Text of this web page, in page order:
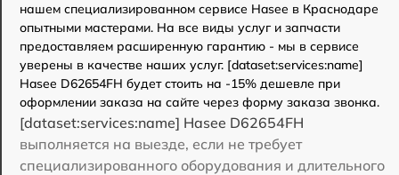
нашем специализированном сервисе Hasee в Краснодаре
опытными мастерами. На все виды услуг и запчасти
предоставляем расширенную гарантию - мы в сервисе
уверены в качестве наших услуг. [dataset:services:name]
Hasee D62654FH будет стоить на -15% дешевле при
оформлении заказа на сайте через форму заказа звонка.
[dataset:services:name] Hasee D62654FH
выполняется на выезде, если не требует
специализированного оборудования и длительного